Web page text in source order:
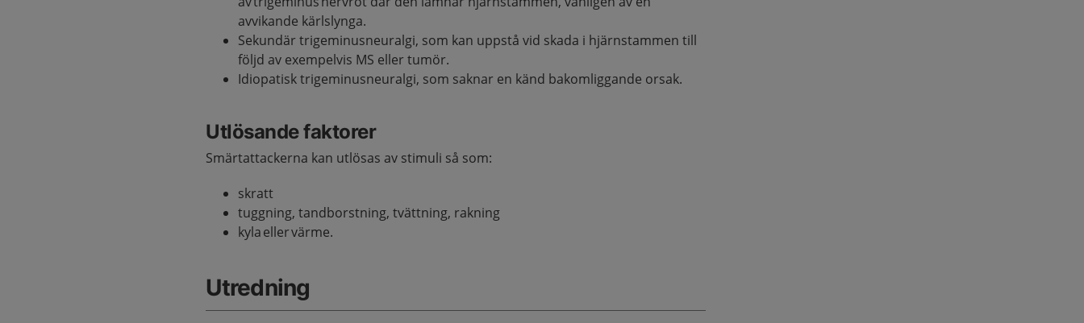
avvikande kärlslynga.
Sekundär trigeminusneuralgi, som kan uppstå vid skada i hjärnstammen till
följd av exempelvis MS eller tumör.
Idiopatisk trigeminusneuralgi, som saknar en känd bakomliggande orsak.
Utlösande faktorer
Smärtattackerna kan utlösas av stimuli så som:
skratt
tuggning, tandborstning, tvättning, rakning
kyla eller värme.
Utredning